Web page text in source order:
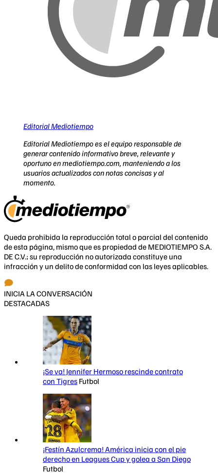
Editorial Mediotiempo
Editorial Mediotiempo es el equipo responsable de
generar contenido informativo breve, relevante y
oportuno en mediotiempo.com, manteniendo a los
usuarios actualizados con notas concisas y al
momento.
Queda prohibida la reproducción total o parcial del contenido
de esta página, mismo que es propiedad de MEDIOTIEMPO S.A.
DE C.V.; su reproducción no autorizada constituye una
infracción y un delito de conformidad con las leyes aplicables.
INICIA LA CONVERSACIÓN
DESTACADAS
¡Se va! Jennifer Hermoso rescinde contrato
con Tigres Futbol
¡Festín Azulcrema! América inicia con el pie
derecho en Leagues Cup y golea a San Diego
Futbol